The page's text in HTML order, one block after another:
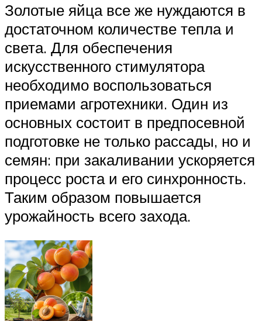
Золотые яйца все же нуждаются в
достаточном количестве тепла и
света. Для обеспечения
искусственного стимулятора
необходимо воспользоваться
приемами агротехники. Один из
основных состоит в предпосевной
подготовке не только рассады, но и
семян: при закаливании ускоряется
процесс роста и его синхронность.
Таким образом повышается
урожайность всего захода.